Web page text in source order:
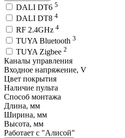
DALI DT6 5
DALI DT8 4
RF 2.4GHz 4
TUYA Bluetooth 3
TUYA Zigbee 2
Каналы управления
Входное напряжение, V
Цвет покрытия
Наличие пульта
Способ монтажа
Длина, мм
Ширина, мм
Высота, мм
Работает с "Алисой"